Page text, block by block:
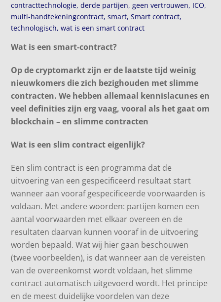
contracttechnologie,derde partijen,geen vertrouwen, ICO,
multi-handtekeningcontract,smart,Smart contract,
technologisch,wat is een smart contract
Wat is een smart-contract?
Op de cryptomarkt zijn er de laatste tijd weinig
nieuwkomers die zich bezighouden met slimme
contracten. We hebben allemaal kennislacunes en
veel definities zijn erg vaag, vooral als het gaat om
blockchain – en slimme contracten
Wat is een slim contract eigenlijk?
Een slim contract is een programma dat de
uitvoering van een gespecificeerd resultaat start
wanneer aan vooraf gespecificeerde voorwaarden is
voldaan. Met andere woorden: partijen komen een
aantal voorwaarden met elkaar overeen en de
resultaten daarvan kunnen vooraf in de uitvoering
worden bepaald. Wat wij hier gaan beschouwen
(twee voorbeelden), is dat wanneer aan de vereisten
van de overeenkomst wordt voldaan, het slimme
contract automatisch uitgevoerd wordt. Het principe
en de meest duidelijke voordelen van deze